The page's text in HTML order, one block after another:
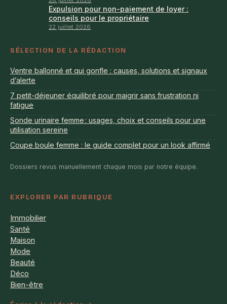
Expulsion pour non-paiement de loyer :
conseils pour le propriétaire
22 juillet 2026
SÉLECTION DE LA RÉDACTION
Ventre ballonné et qui gonfle : causes, solutions et signaux
d’alerte
7 petit-déjeuner équilibré pour maigrir sans frustration ni
fatigue
Sonde urinaire femme : usages, choix et conseils pour une
utilisation sereine
Coupe boule femme : le guide complet pour un look affirmé
Dossiers revus manuellement chaque mois par notre équipe.
EXPLORER PAR RUBRIQUE
Immobilier
Santé
Maison
Mode
Beauté
Déco
Bien-être